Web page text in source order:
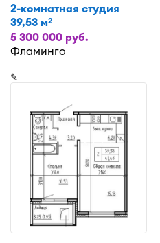
2-комнатная студия
39,53 м2
5 300 000 руб.
Фламинго
✎